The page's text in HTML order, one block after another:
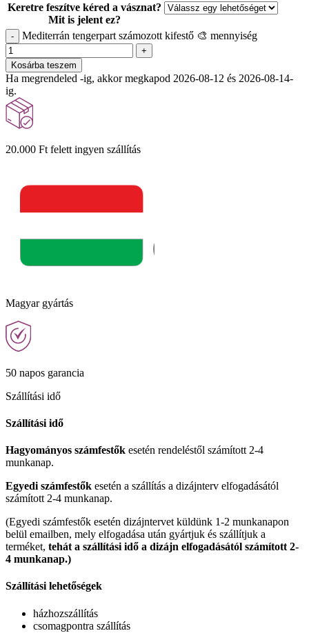
Keretre feszítve kéred a vásznat?
Mit is jelent ez?
- Mediterrán tengerpart számozott kifestő 🎨 mennyiség
+
Kosárba teszem
Ha megrendeled -ig, akkor megkapod 2026-08-12 és 2026-08-14-
ig.
20.000 Ft felett ingyen szállítás
Magyar gyártás
50 napos garancia
Szállítási idő
Szállítási idő
Hagyományos számfestők esetén rendeléstől számított 2-4
munkanap.
Egyedi számfestők esetén a szállítás a dizájnterv elfogadásától
számított 2-4 munkanap.
(Egyedi számfestők esetén dizájntervet küldünk 1-2 munkanapon
belül emailben, mely elfogadása után gyártjuk és szállítjuk a
terméket, tehát a szállítási idő a dizájn elfogadásától számított 2-
4 munkanap.)
Szállítási lehetőségek
házhozszállítás
csomagpontra szállítás